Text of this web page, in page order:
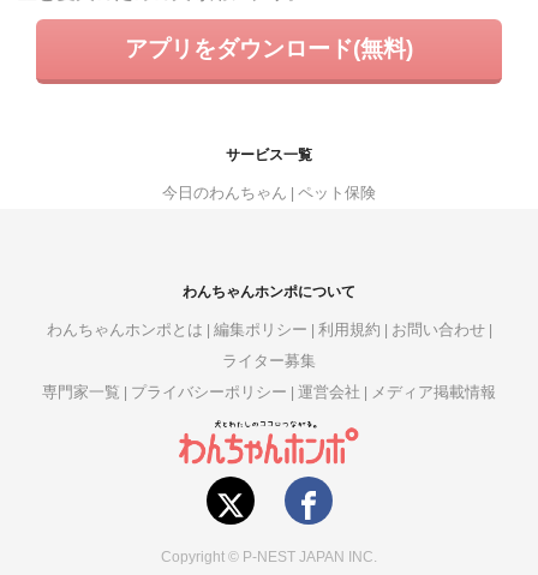
アプリをダウンロード(無料)
サービス一覧
今日のわんちゃん ペット保険
わんちゃんホンポについて
わんちゃんホンポとは 編集ポリシー 利用規約
お問い合わせ
ライター募集
専門家一覧
プライバシーポリシー 運営会社 メディア掲載情報
Copyright © P-NEST JAPAN INC.